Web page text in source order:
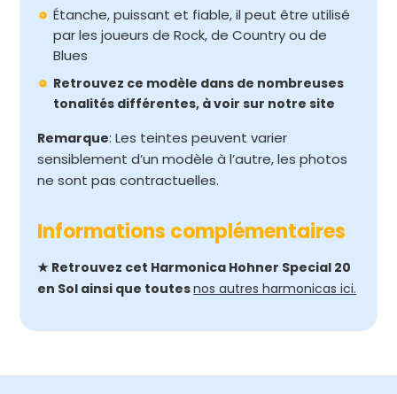
Étanche, puissant et fiable, il peut être utilisé
par les joueurs de Rock, de Country ou de
Blues
Retrouvez ce modèle dans de nombreuses
tonalités différentes, à voir sur notre site
Remarque: Les teintes peuvent varier
sensiblement d’un modèle à l’autre, les photos
ne sont pas contractuelles.
Informations complémentaires
★ Retrouvez cet Harmonica Hohner Special 20
en Sol ainsi que toutesnos autres harmonicas ici.